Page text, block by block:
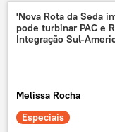
Nova Caledônia
Paris
'Nova Rota da Seda
pode turbinar PAC e
Integração Sul-
Melissa Rocha
Especiais